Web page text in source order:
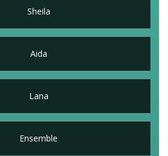
Sheila
Aida
Lana
Ensemble